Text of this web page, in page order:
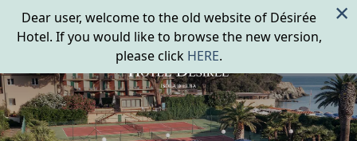
Dear user, welcome to the old website of Désirée
Hotel. If you would like to browse the new version,
please click HERE.
×